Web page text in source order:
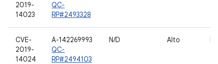
2019-
14023
QC-
RP#2493328
CVE-
2019-
14024
A-142269993
QC-
RP#2494103
N/D Alto